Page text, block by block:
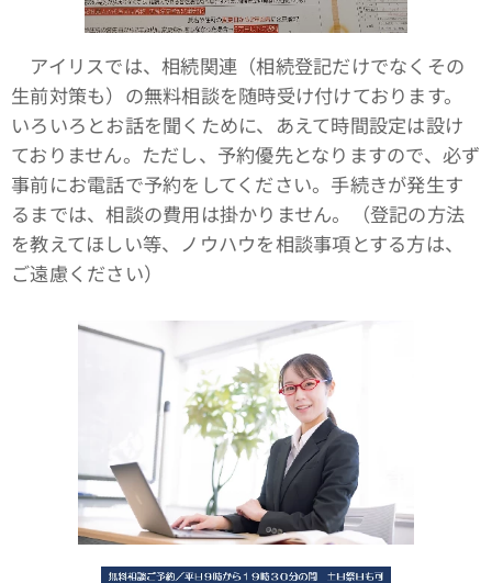
アイリスでは、相続関連（相続登記だけでなくその
生前対策も）の無料相談を随時受け付けております。
いろいろとお話を聞くために、あえて時間設定は設け
ておりません。ただし、予約優先となりますので、必ず
事前にお電話で予約をしてください。手続きが発生す
るまでは、相談の費用は掛かりません。（登記の方法
を教えてほしい等、ノウハウを相談事項とする方は、
ご遠慮ください）